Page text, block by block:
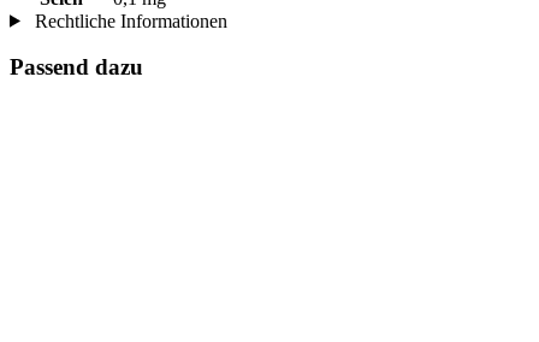
Rechtliche Informationen
Passend dazu